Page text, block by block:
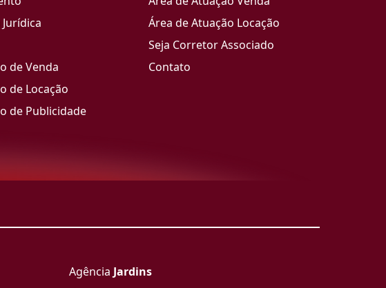
de Venda
de Locação
de Publicidade
Área de Atuação Locação
Seja Corretor Associado
Contato
Agência Jardins